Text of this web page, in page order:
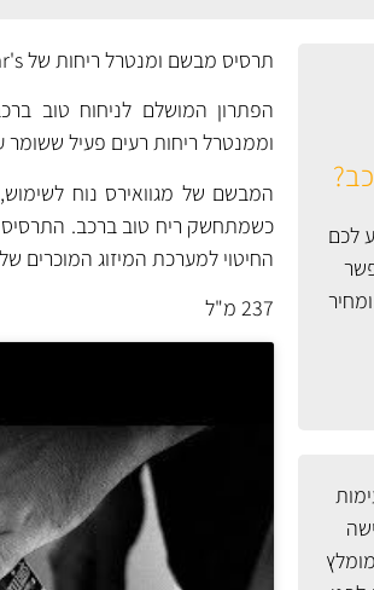
לכם
תרסיס מבשם ומנטרל ריחות של Meguiar's המתאים לשימוש קבוע ברכב ואיפילו בבית או במשרד.
הפתרון המושלם לניחוח טוב
וממנטרל ריחות רעים פעיל
המבשם של מגוואירס נוח
כשמתחשק ריח טוב ברכב. התרסיס
החיטוי למערכת המיזוג המוכרים
237 מ"ל